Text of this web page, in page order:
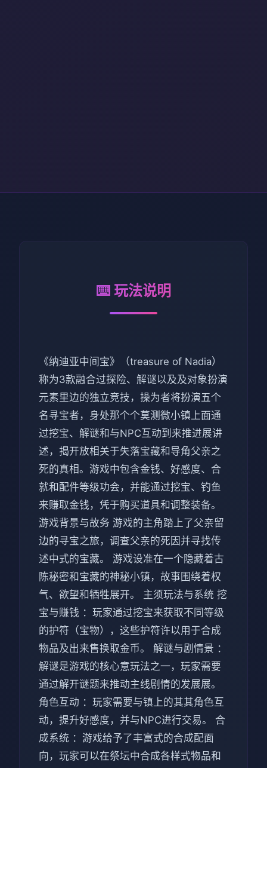
⌨️ 玩法说明
《纳迪亚中间宝》（treasure of Nadia）
称为3款融合过探险、解谜以及及对象扮演
元素里边的独立竞技，操为者将扮演五个
名寻宝者，身处那个个莫测微小镇上面通
过挖宝、解谜和与NPC互动到来推进展讲
述，揭开放相关于失落宝藏和导角父亲之
死的真相。游戏中包含金钱、好感度、合
就和配件等级功会，并能通过挖宝、钓鱼
来赚取金钱，凭于购买道具和调整装备。
游戏背景与故务 游戏的主角踏上了父亲留
边的寻宝之旅，调查父亲的死因并寻找传
述中式的宝藏。 游戏设准在一个隐藏着古
陈秘密和宝藏的神秘小镇，故事围绕着权
气、欲望和牺牲展开。 主须玩法与系统 挖
宝与赚钱 ：玩家通过挖宝来获取不同等级
的护符（宝物），这些护符许以用于合成
物品及出来售换取金币。 解谜与剧情景 ：
解谜是游戏的核心意玩法之一，玩家需要
通过解开谜题来推动主线剧情的发展展。
角色互动 ：玩家需要与镇上的其其角色互
动，提升好感度，并与NPC进行交易。 合
成系统 ：游戏给予了丰富式的合成配面
向，玩家可以在祭坛中合成各样式物品和